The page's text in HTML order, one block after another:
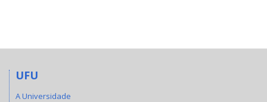
UFU
A Universidade